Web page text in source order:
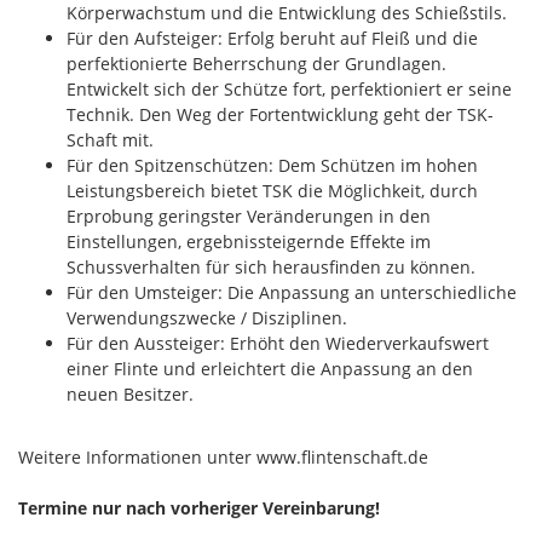
Körperwachstum und die Entwicklung des Schießstils.
Für den Aufsteiger: Erfolg beruht auf Fleiß und die
perfektionierte Beherrschung der Grundlagen.
Entwickelt sich der Schütze fort, perfektioniert er seine
Technik. Den Weg der Fortentwicklung geht der TSK-
Schaft mit.
Für den Spitzenschützen: Dem Schützen im hohen
Leistungsbereich bietet TSK die Möglichkeit, durch
Erprobung geringster Veränderungen in den
Einstellungen, ergebnissteigernde Effekte im
Schussverhalten für sich herausfinden zu können.
Für den Umsteiger: Die Anpassung an unterschiedliche
Verwendungszwecke / Disziplinen.
Für den Aussteiger: Erhöht den Wiederverkaufswert
einer Flinte und erleichtert die Anpassung an den
neuen Besitzer.
Weitere Informationen unter www.flintenschaft.de
Termine nur nach vorheriger Vereinbarung!